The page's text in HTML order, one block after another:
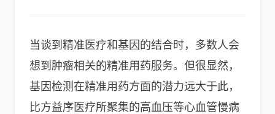
当谈到精准医疗和基因的结合时，多数人会
想到肿瘤相关的精准用药服务。但很显然，
基因检测在精准用药方面的潜力远大于此，
比方益序医疗所聚集的高血压等心血管慢病